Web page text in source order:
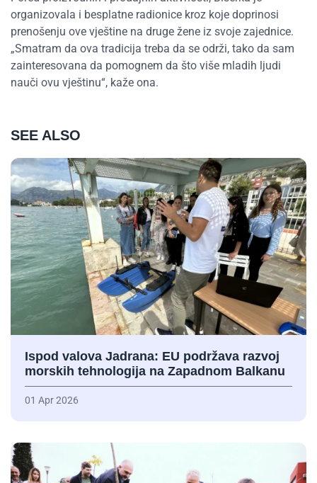
organizovala i besplatne radionice kroz koje doprinosi
prenošenju ove vještine na druge žene iz svoje zajednice.
„Smatram da ova tradicija treba da se održi, tako da sam
zainteresovana da pomognem da što više mladih ljudi
nauči ovu vještinu“, kaže ona.
SEE ALSO
Ispod valova Jadrana: EU podržava razvoj
morskih tehnologija na Zapadnom Balkanu
01 Apr 2026